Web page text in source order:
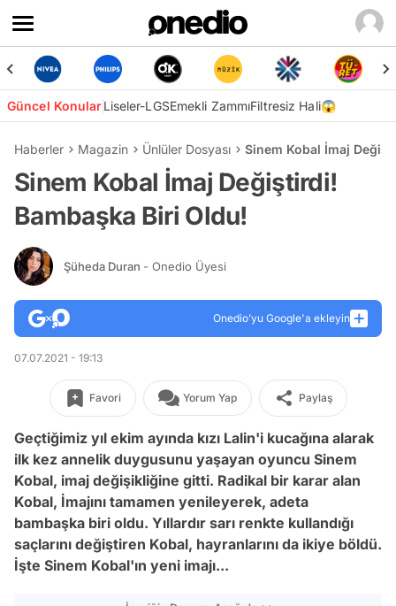
Güncel KonularLiseler-LGSEmekli ZammıFiltresiz Hali😱
Haberler Magazin Ünlüler Dosyası Sinem Kobal İmaj
Sinem Kobal İmaj Değiştirdi!
Bambaşka Biri Oldu!
Şüheda Duran - Onedio Üyesi
Onedio’yu Google'a ekleyin
07.07.2021 - 19:13
Favori Yorum Yap Paylaş
Geçtiğimiz yıl ekim ayında kızı Lalin'i kucağına alarak
ilk kez annelik duygusunu yaşayan oyuncu Sinem
Kobal, imaj değişikliğine gitti. Radikal bir karar alan
Kobal, İmajını tamamen yenileyerek, adeta
bambaşka biri oldu. Yıllardır sarı renkte kullandığı
saçlarını değiştiren Kobal, hayranlarını da ikiye böldü.
İşte Sinem Kobal'ın yeni imajı...